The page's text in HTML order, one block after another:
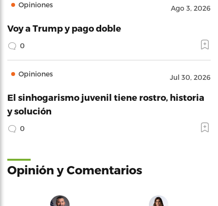
Opiniones Ago 3, 2026
Voy a Trump y pago doble
0
Opiniones Jul 30, 2026
El sinhogarismo juvenil tiene rostro, historia
y solución
0
Opinión y Comentarios